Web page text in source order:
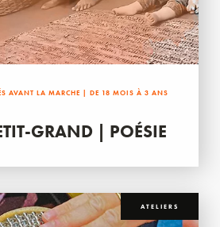
AVANT LA MARCHE | DE 18 MOIS À 3 ANS
GRAND | POÉSIE
ATELIERS